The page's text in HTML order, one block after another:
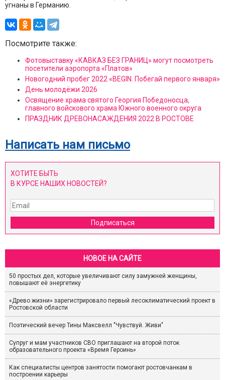
угнаны в Германию.
Посмотрите также:
Фотовыставку «КАВКАЗ БЕЗ ГРАНИЦ» могут посмотреть
посетители аэропорта «Платов»
Новогодний пробег 2022 «BEGIN. Побегай первого января»
День молодёжи 2026
Освящение храма святого Георгия Победоносца,
главного войскового храма Южного военного округа
ПРАЗДНИК ДРЕВОНАСАЖДЕНИЯ 2022 В РОСТОВЕ
Написать нам письмо
ХОТИТЕ БЫТЬ
В КУРСЕ НАШИХ НОВОСТЕЙ?
Подписаться
НОВОЕ НА САЙТЕ
50 простых дел, которые увеличивают силу замужней женщины,
повышают её энергетику
«Древо жизни» зарегистрировало первый лесоклиматический проект в
Ростовской области
Поэтический вечер Тины Максвелл "Чувствуй. Живи"
Супруг и мам участников СВО приглашают на второй поток
образовательного проекта «Время Героинь»
Как специалисты центров занятости помогают ростовчанкам в
построении карьеры